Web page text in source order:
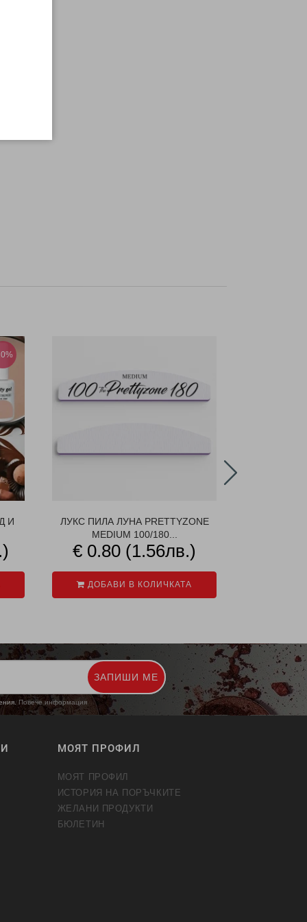
И
ЛУКС ПИЛА ЛУНА PRETTYZONE
MEDIUM 100/180...
€ 0.80 (1.56лв.)
ДОБАВИ В КОЛИЧКАТА
ЗАПИШИ МЕ
Повече информация
МОЯТ ПРОФИЛ
МОЯТ ПРОФИЛ
ИСТОРИЯ НА ПОРЪЧКИТЕ
ЖЕЛАНИ ПРОДУКТИ
БЮЛЕТИН